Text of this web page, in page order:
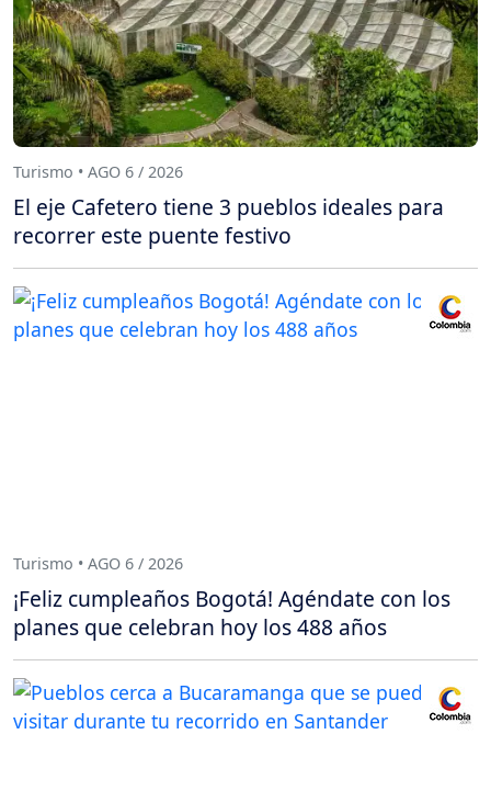
Turismo • AGO 6 / 2026
El eje Cafetero tiene 3 pueblos ideales para
recorrer este puente festivo
Turismo • AGO 6 / 2026
¡Feliz cumpleaños Bogotá! Agéndate con los
planes que celebran hoy los 488 años